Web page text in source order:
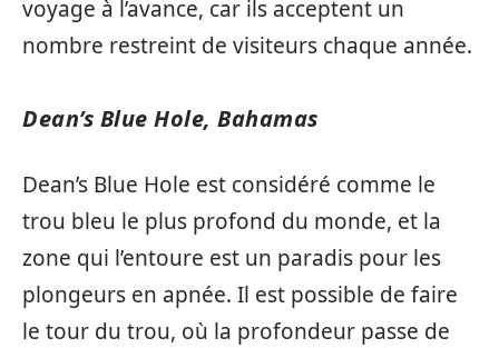
voyage à l’avance, car ils acceptent un
nombre restreint de visiteurs chaque année.
Dean’s Blue Hole, Bahamas
Dean’s Blue Hole est considéré comme le
trou bleu le plus profond du monde, et la
zone qui l’entoure est un paradis pour les
plongeurs en apnée. Il est possible de faire
le tour du trou, où la profondeur passe de